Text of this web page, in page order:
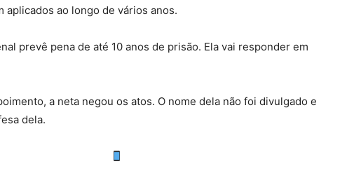
aplicados ao longo de vários anos.
prevê pena de até 10 anos de prisão. Ela vai responder em
a neta negou os atos. O nome dela não foi divulgado e
dela.